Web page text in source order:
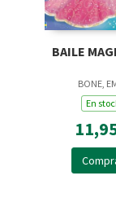
BAILE
BONE,
En